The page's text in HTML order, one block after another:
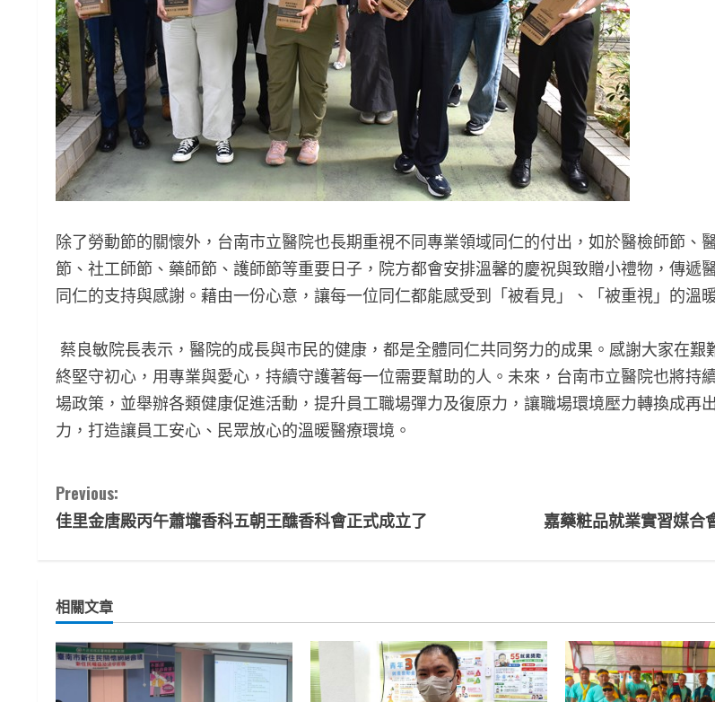
除了勞動節的關懷外，台南市立醫院也長期重視不同專業領域同仁的付出，如於醫檢師節、
節、社工師節、藥師節、護師節等重要日子，院方都會安排溫馨的慶祝與致贈小禮物，傳遞
同仁的支持與感謝。藉由一份心意，讓每一位同仁都能感受到「被看見」、「被重視」的溫
蔡良敏院長表示，醫院的成長與市民的健康，都是全體同仁共同努力的成果。感謝大家在艱
終堅守初心，用專業與愛心，持續守護著每一位需要幫助的人。未來，台南市立醫院也將持
場政策，並舉辦各類健康促進活動，提升員工職場彈力及復原力，讓職場環境壓力轉換成再
力，打造讓員工安心、民眾放心的溫暖醫療環境。
C
o
t
i
Previous:
佳里金唐殿丙午蕭壠香科五朝王醮香科會正式成立了
嘉藥粧品就業實習媒合
相關文章